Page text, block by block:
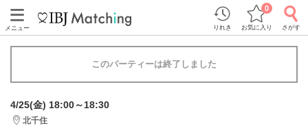
メニュー りれき お気に入り
0
さがす
このパーティーは終了しました
4/25(金) 18:00～18:30
北千住